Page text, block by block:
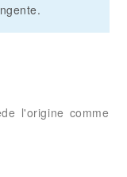
l'origine comme